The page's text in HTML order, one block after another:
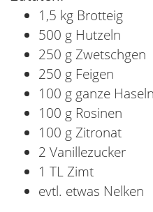
1,5 kg Brotteig
500 g Hutzeln
250 g Zwetschgen
250 g Feigen
100 g ganze
100 g Rosinen
100 g Zitronat
2 Vanillezucker
1 TL Zimt
evtl. etwas Nelken